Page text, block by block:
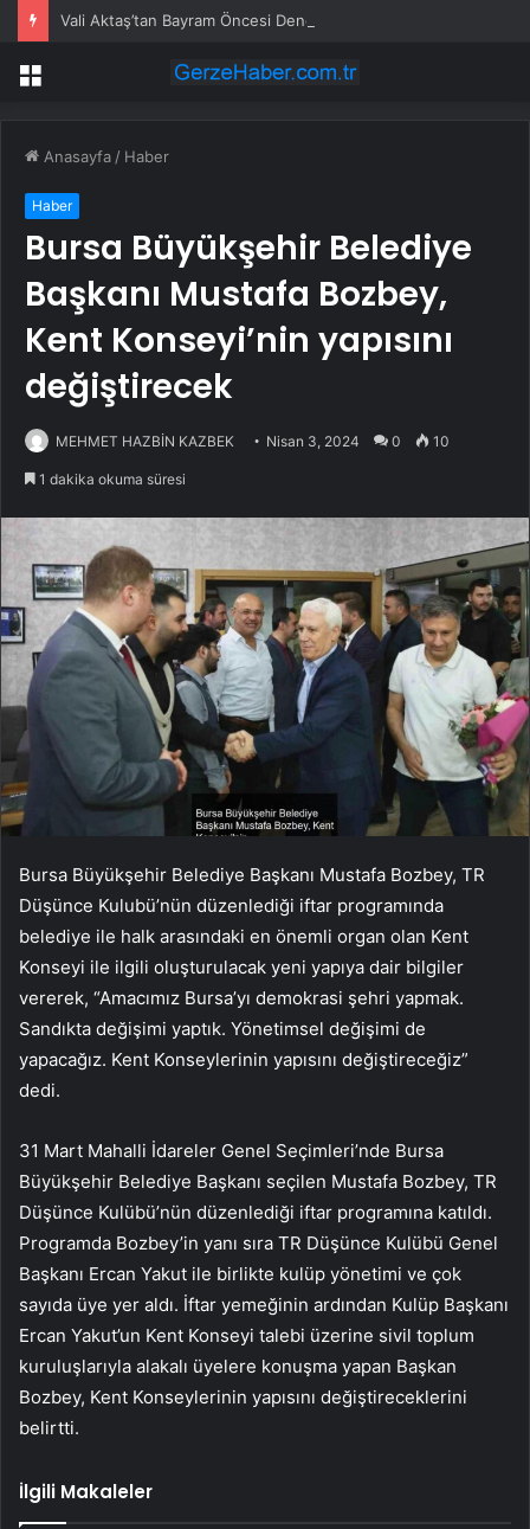
Vali Aktaş’tan Bayram Öncesi Denetim Ziyareti
Menü
Anasayfa / Haber
Haber
Bursa Büyükşehir Belediye
Başkanı Mustafa Bozbey,
Kent Konseyi’nin yapısını
değiştirecek
MEHMET HAZBİN KAZBEK Nisan 3, 2024 0 10
1 dakika okuma süresi
Bursa Büyükşehir Belediye Başkanı Mustafa Bozbey, TR
Düşünce Kulubü’nün düzenlediği iftar programında
belediye ile halk arasındaki en önemli organ olan Kent
Konseyi ile ilgili oluşturulacak yeni yapıya dair bilgiler
vererek, “Amacımız Bursa’yı demokrasi şehri yapmak.
Sandıkta değişimi yaptık. Yönetimsel değişimi de
yapacağız. Kent Konseylerinin yapısını değiştireceğiz”
dedi.
31 Mart Mahalli İdareler Genel Seçimleri’nde Bursa
Büyükşehir Belediye Başkanı seçilen Mustafa Bozbey, TR
Düşünce Kulübü’nün düzenlediği iftar programına katıldı.
Programda Bozbey’in yanı sıra TR Düşünce Kulübü Genel
Başkanı Ercan Yakut ile birlikte kulüp yönetimi ve çok
sayıda üye yer aldı. İftar yemeğinin ardından Kulüp Başkanı
Ercan Yakut’un Kent Konseyi talebi üzerine sivil toplum
kuruluşlarıyla alakalı üyelere konuşma yapan Başkan
Bozbey, Kent Konseylerinin yapısını değiştireceklerini
belirtti.
İlgili Makaleler